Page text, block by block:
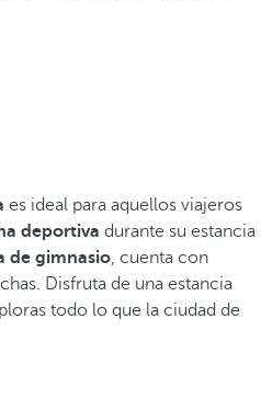
es ideal para aquellos viajeros
deportiva durante su estancia
de gimnasio, cuenta con
Disfruta de una estancia
todo lo que la ciudad de